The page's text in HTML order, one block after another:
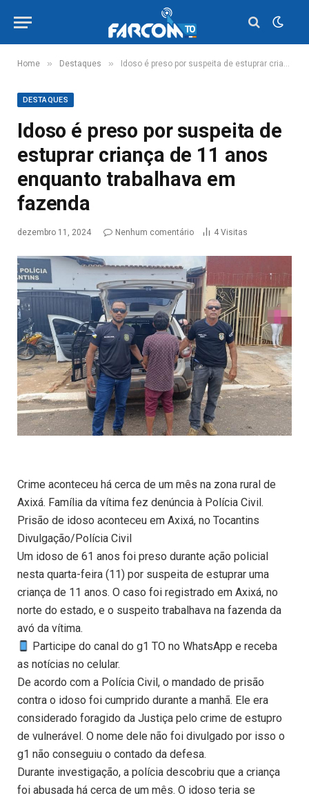
Home » Destaques » Idoso é preso por suspeita de estuprar criança de 11 anos enquanto trabalhava em fazenda
DESTAQUES
Idoso é preso por suspeita de
estuprar criança de 11 anos
enquanto trabalhava em
fazenda
dezembro 11, 2024 Nenhum comentário 4 Visitas
Crime aconteceu há cerca de um mês na zona rural de
Axixá. Família da vítima fez denúncia à Polícia Civil.
Prisão de idoso aconteceu em Axixá, no Tocantins
Divulgação/Polícia Civil
Um idoso de 61 anos foi preso durante ação policial
nesta quarta-feira (11) por suspeita de estuprar uma
criança de 11 anos. O caso foi registrado em Axixá, no
norte do estado, e o suspeito trabalhava na fazenda da
avó da vítima.
Participe do canal do g1 TO no WhatsApp e receba
as notícias no celular.
De acordo com a Polícia Civil, o mandado de prisão
contra o idoso foi cumprido durante a manhã. Ele era
considerado foragido da Justiça pelo crime de estupro
de vulnerável. O nome dele não foi divulgado por isso o
g1 não conseguiu o contado da defesa.
Durante investigação, a polícia descobriu que a criança
foi abusada há cerca de um mês. O idoso teria se